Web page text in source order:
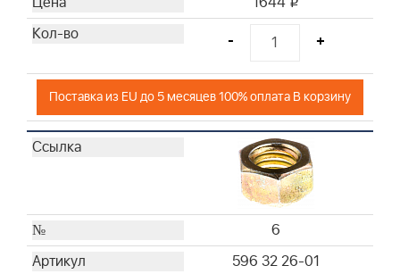
- +
Поставка из EU до 5 месяцев 100% оплата В корзину
6
596 32 26-01